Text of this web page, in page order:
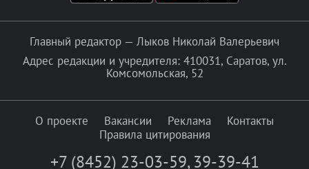
Главный редактор — Лыков Николай Валерьевич
Адрес редакции и учредителя: 410031, Саратов, ул.
Комсомольская, 52
О проекте Вакансии Реклама
Контакты
Правила цитирования
+7 (8452) 23-03-59, 39-39-41